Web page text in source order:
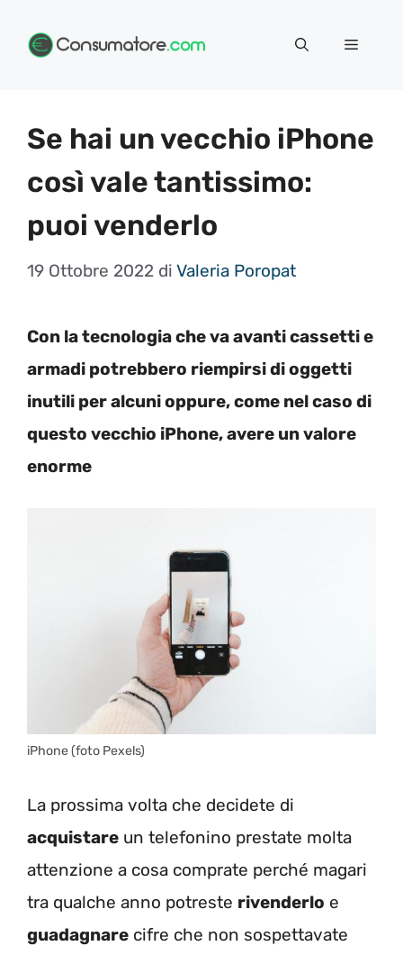
Menu
Se hai un vecchio iPhone
così vale tantissimo:
puoi venderlo
19 Ottobre 2022 di Valeria Poropat
Con la tecnologia che va avanti cassetti e
armadi potrebbero riempirsi di oggetti
inutili per alcuni oppure, come nel caso di
questo vecchio iPhone, avere un valore
enorme
iPhone (foto Pexels)
La prossima volta che decidete di
acquistare un telefonino prestate molta
attenzione a cosa comprate perché magari
tra qualche anno potreste rivenderlo e
guadagnare cifre che non sospettavate